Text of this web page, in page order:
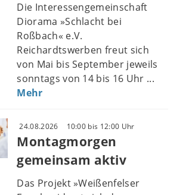
Die Interessengemeinschaft
Diorama »Schlacht bei
Roßbach« e.V.
Reichardtswerben freut sich
von Mai bis September jeweils
sonntags von 14 bis 16 Uhr ...
Mehr
24.08.2026 10:00 bis 12:00 Uhr
Montagmorgen
gemeinsam aktiv
Das Projekt »Weißenfelser